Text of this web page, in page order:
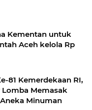
Kementan untuk
Aceh kelola Rp
81 Kemerdekaan RI,
Lomba Memasak
Minuman